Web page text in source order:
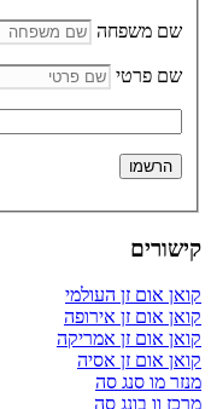
שם משפחה
שם פרטי
קישורים
קואן אום זן העולמי
קואן אום זן אירופה
קואן אום זן אמריקה
קואן אום זן אסיה
מנזר מו סנג סה
מרכז וו בונג סה